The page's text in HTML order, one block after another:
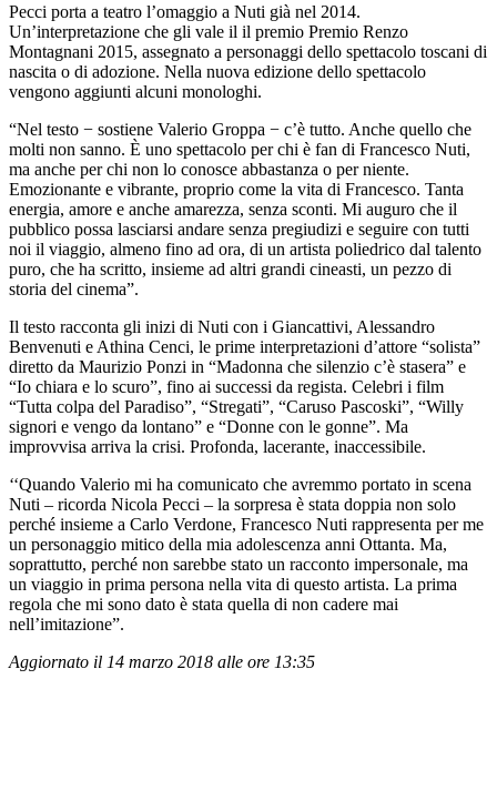
Pecci porta a teatro l’omaggio a Nuti già nel 2014.
Un’interpretazione che gli vale il il premio Premio Renzo
Montagnani 2015, assegnato a personaggi dello spettacolo toscani di
nascita o di adozione. Nella nuova edizione dello spettacolo
vengono aggiunti alcuni monologhi.
“Nel testo − sostiene Valerio Groppa − c’è tutto. Anche quello che
molti non sanno. È uno spettacolo per chi è fan di Francesco Nuti,
ma anche per chi non lo conosce abbastanza o per niente.
Emozionante e vibrante, proprio come la vita di Francesco. Tanta
energia, amore e anche amarezza, senza sconti. Mi auguro che il
pubblico possa lasciarsi andare senza pregiudizi e seguire con tutti
noi il viaggio, almeno fino ad ora, di un artista poliedrico dal talento
puro, che ha scritto, insieme ad altri grandi cineasti, un pezzo di
storia del cinema”.
Il testo racconta gli inizi di Nuti con i Giancattivi, Alessandro
Benvenuti e Athina Cenci, le prime interpretazioni d’attore “solista”
diretto da Maurizio Ponzi in “Madonna che silenzio c’è stasera” e
“Io chiara e lo scuro”, fino ai successi da regista. Celebri i film
“Tutta colpa del Paradiso”, “Stregati”, “Caruso Pascoski”, “Willy
signori e vengo da lontano” e “Donne con le gonne”. Ma
improvvisa arriva la crisi. Profonda, lacerante, inaccessibile.
‘‘Quando Valerio mi ha comunicato che avremmo portato in scena
Nuti – ricorda Nicola Pecci – la sorpresa è stata doppia non solo
perché insieme a Carlo Verdone, Francesco Nuti rappresenta per me
un personaggio mitico della mia adolescenza anni Ottanta. Ma,
soprattutto, perché non sarebbe stato un racconto impersonale, ma
un viaggio in prima persona nella vita di questo artista. La prima
regola che mi sono dato è stata quella di non cadere mai
nell’imitazione”.
Aggiornato il 14 marzo 2018 alle ore 13:35